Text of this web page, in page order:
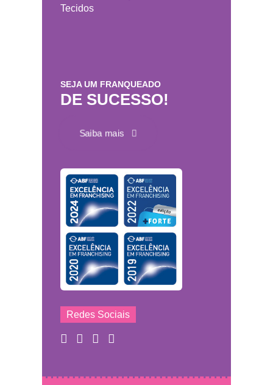
Tecidos
SEJA UM FRANQUEADO
DE SUCESSO!
Saiba mais
Redes Sociais